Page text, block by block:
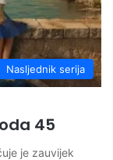
Nasljednik serija
45
je zauvijek